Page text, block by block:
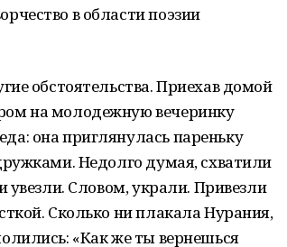
в области поэзии
обстоятельства. Приехав домой
на молодежную вечеринку
она приглянулась пареньку
Недолго думая, схватили
увезли. Словом, украли. Привезли
Сколько ни плакала Нурания,
«Как же ты вернешься